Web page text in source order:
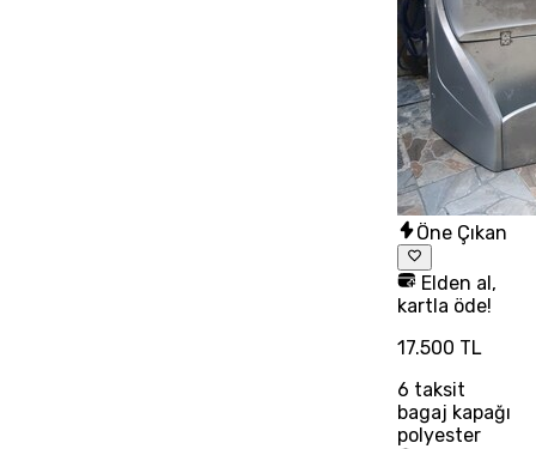
Öne Çıkan
Elden al,
kartla öde!
17.500 TL
6 taksit
bagaj kapağı
polyester